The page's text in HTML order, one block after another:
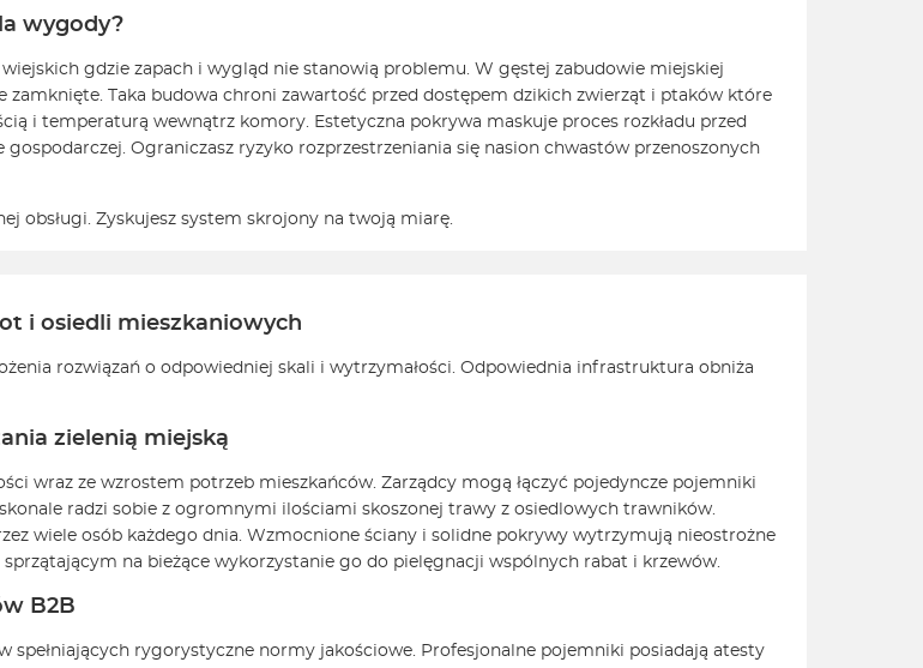
wygody?
gdzie zapach i wygląd nie stanowią problemu. W gęstej zabudowie miejskiej
Taka budowa chroni zawartość przed dostępem dzikich zwierząt i ptaków które
i temperaturą wewnątrz komory. Estetyczna pokrywa maskuje proces rozkładu przed
Ograniczasz ryzyko rozprzestrzeniania się nasion chwastów przenoszonych
obsługi. Zyskujesz system skrojony na twoją miarę.
i osiedli mieszkaniowych
rozwiązań o odpowiedniej skali i wytrzymałości. Odpowiednia infrastruktura obniża
zielenią miejską
wraz ze wzrostem potrzeb mieszkańców. Zarządcy mogą łączyć pojedyncze pojemniki
radzi sobie z ogromnymi ilościami skoszonej trawy z osiedlowych trawników.
wiele osób każdego dnia. Wzmocnione ściany i solidne pokrywy wytrzymują nieostrożne
na bieżące wykorzystanie go do pielęgnacji wspólnych rabat i krzewów.
B2B
rygorystyczne normy jakościowe. Profesjonalne pojemniki posiadają atesty